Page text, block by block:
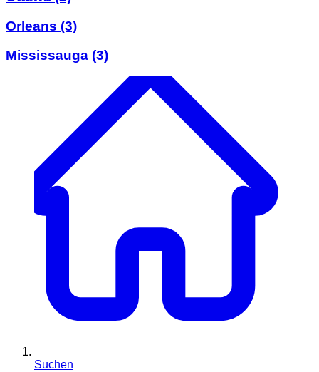
Orleans (3)
Mississauga (3)
Suchen